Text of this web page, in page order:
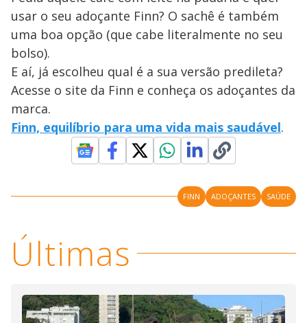
usar o seu adoçante Finn? O sachê é também
uma boa opção (que cabe literalmente no seu
bolso).
E aí, já escolheu qual é a sua versão predileta?
Acesse o site da Finn e conheça os adoçantes da
marca.
Finn, equilíbrio para uma vida mais saudável.
FINN ADOÇANTES SAÚDE
Últimas